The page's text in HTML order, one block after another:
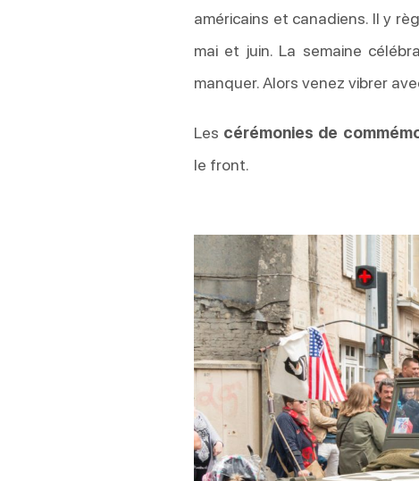
américains et canadiens. Il y
mai et juin. La semaine
manquer. Alors venez vibrer
Les cérémonies de
le front.